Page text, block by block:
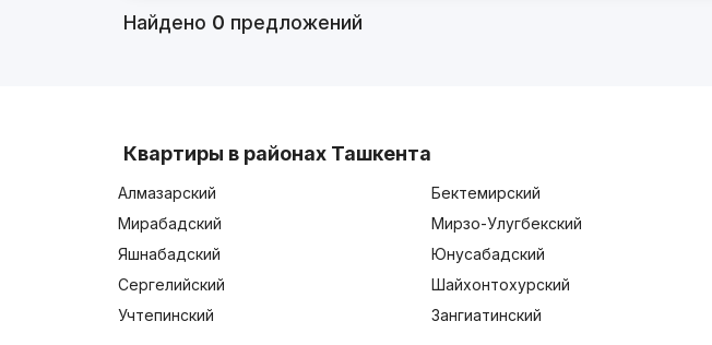
Найдено 0 предложений
Квартиры в районах Ташкента
Алмазарский Бектемирский
Мирабадский
Мирзо-Улугбекский
Яшнабадский
Юнусабадский
Сергелийский
Шайхонтохурский
Учтепинский
Зангиатинский